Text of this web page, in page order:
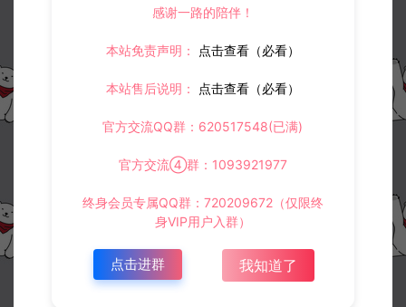
【白娘子传奇】修改教程+删档工具
感谢一路的陪伴！
本站免责声明： 点击查看（必看）
本站售后说明： 点击查看（必看）
官方交流QQ群：620517548(已满)
官方交流④群：1093921977
终身会员专属QQ群：720209672（仅限终
身VIP用户入群）
点击进群 我知道了